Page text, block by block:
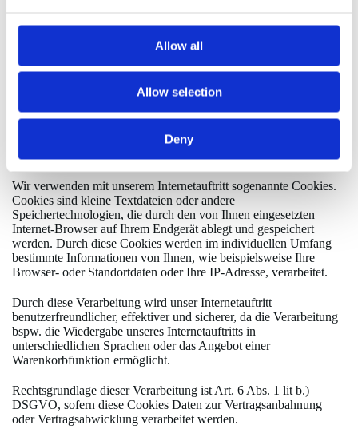
Allow all
Allow selection
Deny
soweit keine weitere Aufbewahrung zu Beweiszwecken
erforderlich ist. Andernfalls sind die Daten bis zur endgültigen
2. Cookies
2.1 Sitzungs-Cookies / Session-Cookies
Wir verwenden mit unserem Internetauftritt sogenannte Cookies.
Cookies sind kleine Textdateien oder andere
Speichertechnologien, die durch den von Ihnen eingesetzten
Internet-Browser auf Ihrem Endgerät ablegt und gespeichert
werden. Durch diese Cookies werden im individuellen Umfang
bestimmte Informationen von Ihnen, wie beispielsweise Ihre
Browser- oder Standortdaten oder Ihre IP-Adresse, verarbeitet.
Durch diese Verarbeitung wird unser Internetauftritt
benutzerfreundlicher, effektiver und sicherer, da die Verarbeitung
bspw. die Wiedergabe unseres Internetauftritts in
unterschiedlichen Sprachen oder das Angebot einer
Warenkorbfunktion ermöglicht.
Rechtsgrundlage dieser Verarbeitung ist Art. 6 Abs. 1 lit b.)
DSGVO, sofern diese Cookies Daten zur Vertragsanbahnung
oder Vertragsabwicklung verarbeitet werden.